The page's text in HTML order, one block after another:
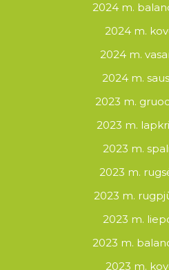
2024 m.
2024 m.
2024 m.
2024 m.
2023 m.
2023 m.
2023 m.
2023 m.
2023 m.
2023 m.
2023 m.
2023 m.